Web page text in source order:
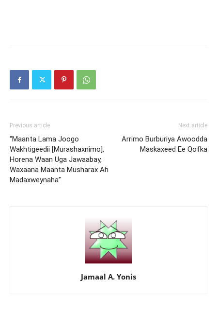
Previous article
“Maanta Lama Joogo
Wakhtigeedii [Murashaxnimo],
Horena Waan Uga Jawaabay,
Waxaana Maanta Musharax Ah
Madaxweynaha”
Next article
Arrimo Burburiya Awoodda
Maskaxeed Ee Qofka
Jamaal A. Yonis